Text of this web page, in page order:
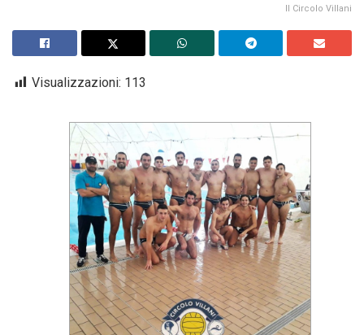
Il Circolo Villani
Visualizzazioni: 113